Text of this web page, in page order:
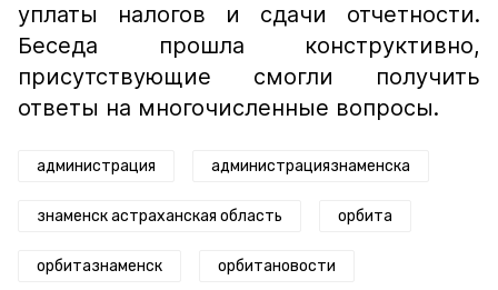
уплаты налогов и сдачи отчетности.
Беседа прошла конструктивно,
присутствующие смогли получить
ответы на многочисленные вопросы.
администрация администрациязнаменска
знаменск астраханская область орбита
орбитазнаменск орбитановости